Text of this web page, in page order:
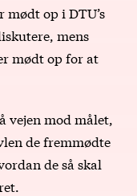
mødt op i DTU’s
mens
mødt op for at
vejen mod målet,
de fremmødte
de så skal